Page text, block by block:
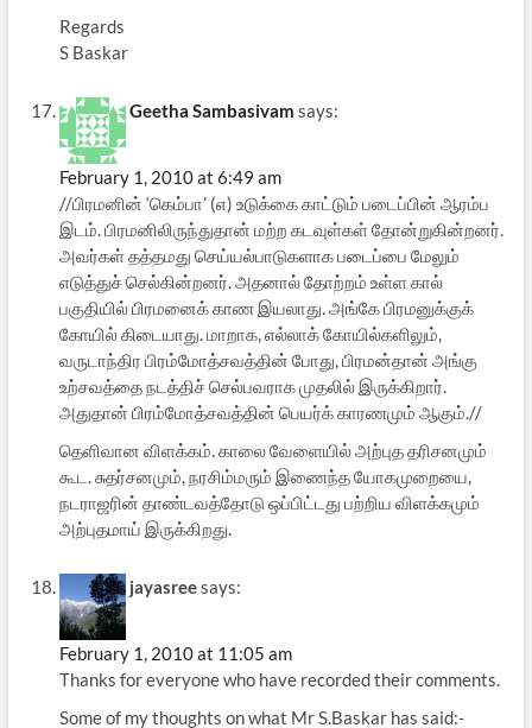
Regards
S Baskar
Geetha Sambasivam says:
February 1, 2010 at 6:49 am
//பிரமனின் ‘கெம்பா’ (எ) உடுக்கை காட்டும் படைப்பின் ஆரம்ப
இடம். பிரமனிலிருந்துதான் மற்ற கடவுள்கள் தோன்றுகின்றனர்.
அவர்கள் தத்தமது செய்யல்பாடுகளாக படைப்பை மேலும்
எடுத்துச் செல்கின்றனர். அதனால் தோற்றம் உள்ள கால்
பகுதியில் பிரமனைக் காண இயலாது. அங்கே பிரமனுக்குக்
கோயில் கிடையாது. மாறாக, எல்லாக் கோயில்களிலும்,
வருடாந்திர பிரம்மோத்சவத்தின் போது, பிரமன்தான் அங்கு
உற்சவத்தை நடத்திச் செல்பவராக முதலில் இருக்கிறார்.
அதுதான் பிரம்மோத்சவத்தின் பெயர்க் காரணமும் ஆகும்.//
தெளிவான விளக்கம். காலை வேளையில் அற்புத தரிசனமும்
கூட. சுதர்சனமும், நரசிம்மரும் இணைந்த யோகமுறையை,
நடராஜரின் தாண்டவத்தோடு ஒப்பிட்டது பற்றிய விளக்கமும்
அற்புதமாய் இருக்கிறது.
jayasreesays:
February 1, 2010 at 11:05 am
Thanks for everyone who have recorded their comments.
Some of my thoughts on what Mr S.Baskar has said:-